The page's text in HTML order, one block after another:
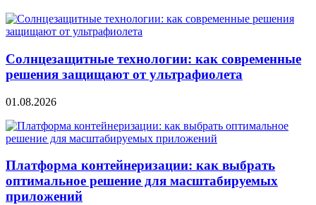
Солнцезащитные технологии: как современные
решения защищают от ультрафиолета
01.08.2026
Платформа контейнеризации: как выбрать
оптимальное решение для масштабируемых
приложений